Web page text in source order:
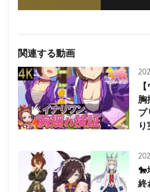
関連する動画
胸
プ
り
🐎
終